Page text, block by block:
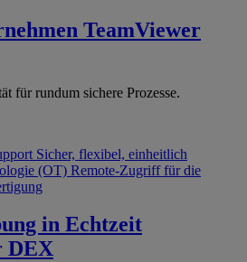
TeamViewer
für rundum sichere Prozesse.
Sicher, flexibel, einheitlich
(OT) Remote-Zugriff für die
in Echtzeit
DEX